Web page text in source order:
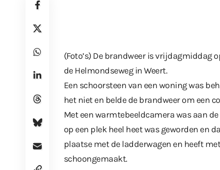
(Foto’s) De brandweer is vrijdagmiddag
de Helmondseweg in Weert.
Een schoorsteen van een woning was
het niet en belde de brandweer om een
Met een warmtebeeldcamera was aan
op een plek heel heet was geworden en
plaatse met de ladderwagen en heeft
schoongemaakt.